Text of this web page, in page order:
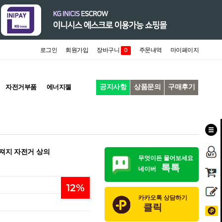
로그인 회원가입 장바구니 0 주문내역 마이페이지
자전거부품 에너지젤 공지사항 상품문의 구매후기
지 자전거 상의
12%
무엇이든 물어보세요
네이버
톡톡
카카오톡 상담하기
클릭